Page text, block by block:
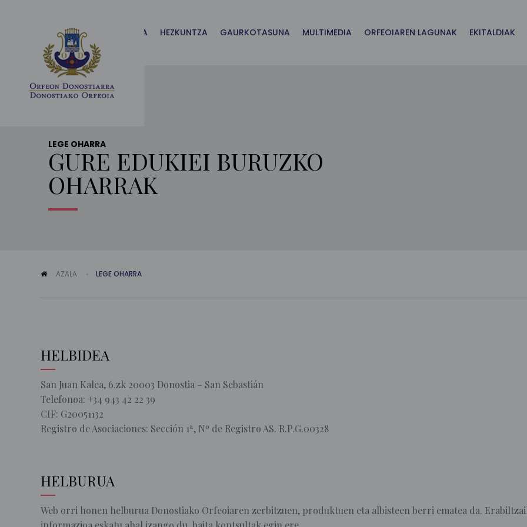
ORFEOIA HEZKUNTZA GAURKOTASUNA MULTIMEDIA ORFEOIAREN LAGUNAK EKITALDIAK
LEGE OHARRA
GURE EDUKIEI BURUZKO
OHARRAK
AZALA LEGE OHARRA
HELBIDEA
San Juan Kalea, 6.zk 20003 Donostia – San Sebastián
Telefonoa: +34 943 42 22 39
CIF: G20051132
Registro de Asociaciones: Sección 1ª, Nº de Registro AS. R.P.G.00328
HELBURUA
Web orri honen helburua Donostiako Orfeoiaren zerbitzuen, produktuen eta albisteen berri ematea da.